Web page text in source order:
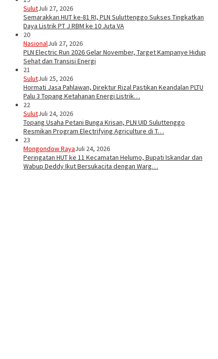
SulutJuli 27, 2026
Semarakkan HUT ke-81 RI, PLN Suluttenggo Sukses Tingkatkan
Daya Listrik PT J RBM ke 10 Juta VA
20
NasionalJuli 27, 2026
PLN Electric Run 2026 Gelar November, Target Kampanye Hidup
Sehat dan Transisi Energi
21
SulutJuli 25, 2026
Hormati Jasa Pahlawan, Direktur Rizal Pastikan Keandalan PLTU
Palu 3 Topang Ketahanan Energi Listrik…
22
SulutJuli 24, 2026
Topang Usaha Petani Bunga Krisan, PLN UID Suluttenggo
Resmikan Program Electrifying Agriculture di T…
23
Mongondow RayaJuli 24, 2026
Peringatan HUT ke 11 Kecamatan Helumo, Bupati Iskandar dan
Wabup Deddy Ikut Bersukacita dengan Warg…